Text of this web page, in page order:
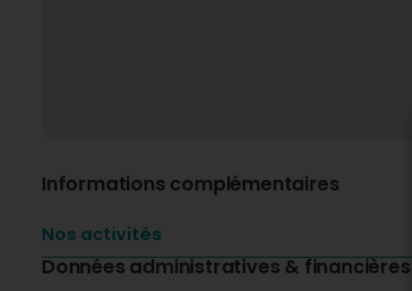
Informations complémentaires
Nos activités
Données administratives & financières